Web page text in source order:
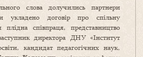
слова долучились партнери
укладено договір про спільну
плідна співпраця, представництво
директора ДНУ «Інститут
кандидат педагогічних наук,